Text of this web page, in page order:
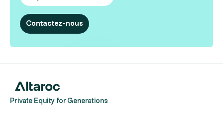
Contactez-nous
Private Equity for Generations